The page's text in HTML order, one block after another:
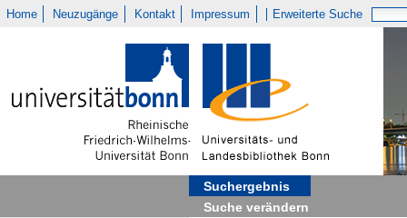
Home Neuzugänge Kontakt Impressum Erweiterte Suche
Suchergebnis
Suche verändern